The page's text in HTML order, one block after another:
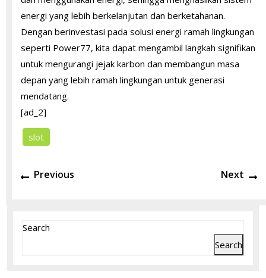
energi yang lebih berkelanjutan dan berketahanan.
Dengan berinvestasi pada solusi energi ramah lingkungan
seperti Power77, kita dapat mengambil langkah signifikan
untuk mengurangi jejak karbon dan membangun masa
depan yang lebih ramah lingkungan untuk generasi
mendatang.
[ad_2]
slot
Post
navigation
Previous Next
Search
Search